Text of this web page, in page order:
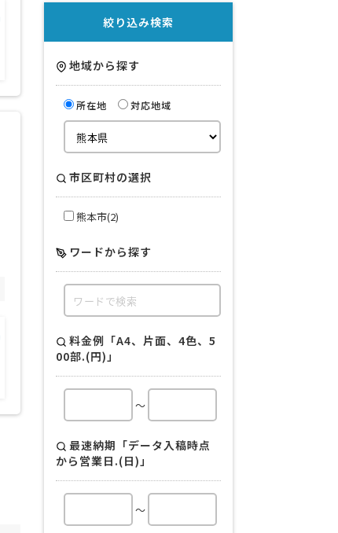
全般
得意業界
絞り込み検索
地域から探す
所在地 対応地域
市区町村の選択
熊本市(2)
ワードから探す
料金例「A4、片面、4色、5
00部.(円)」
～
最速納期「データ入稿時点
から営業日.(日)」
～